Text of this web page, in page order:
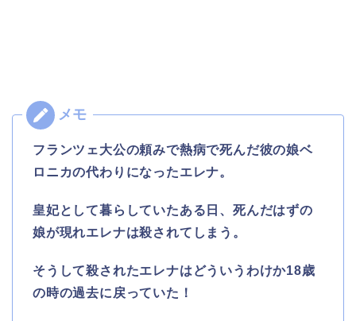
フランツェ大公の頼みで熱病で死んだ彼の娘ベ
ロニカの代わりになったエレナ。
皇妃として暮らしていたある日、死んだはずの
娘が現れエレナは殺されてしまう。
そうして殺されたエレナはどういうわけか18歳
の時の過去に戻っていた！